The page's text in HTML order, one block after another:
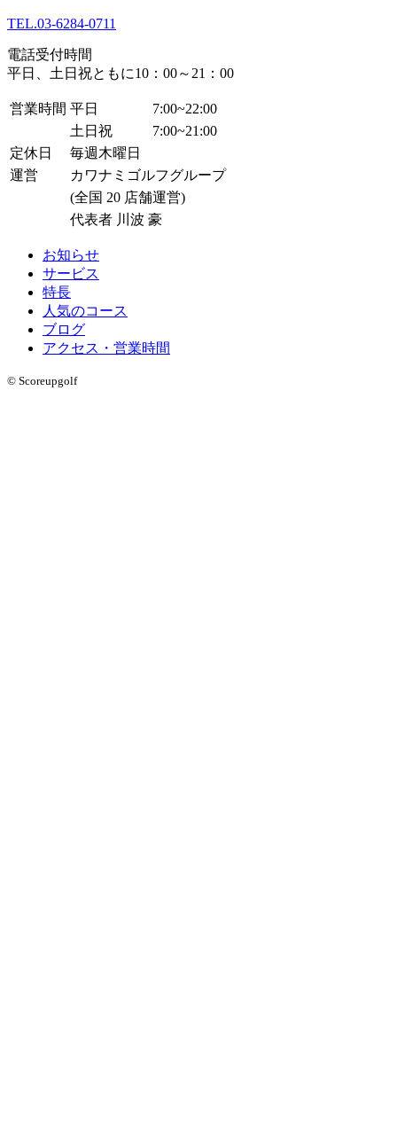
TEL.03-6284-0711
電話受付時間
平日、土日祝ともに10：00～21：00
営業時間 平日
7:00~22:00
土日祝
7:00~21:00
定休日
毎週木曜日
運営
カワナミゴルフグループ
(全国 20 店舗運営)
代表者 川波 豪
お知らせ
サービス
特長
人気のコース
ブログ
アクセス・営業時間
© Scoreupgolf